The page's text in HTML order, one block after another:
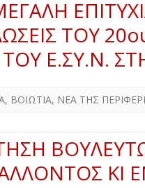
ΤΟΥ
Ε.ΣΥ.Ν.
, ΒΟΙΩΤΙΑ, ΝΕΑ ΤΗΣ
ΚΙ